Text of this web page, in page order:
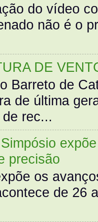
do vídeo
não é o
DE
Barreto de
de última
rec...
precisão
os
de 26